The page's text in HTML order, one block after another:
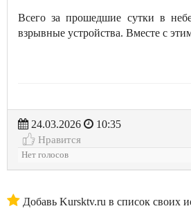
Всего за прошедшие сутки в
взрывные устройства. Вместе с
24.03.2026
10:35
Нравится
Нет голосов
Добавь Kursktv.ru в список своих